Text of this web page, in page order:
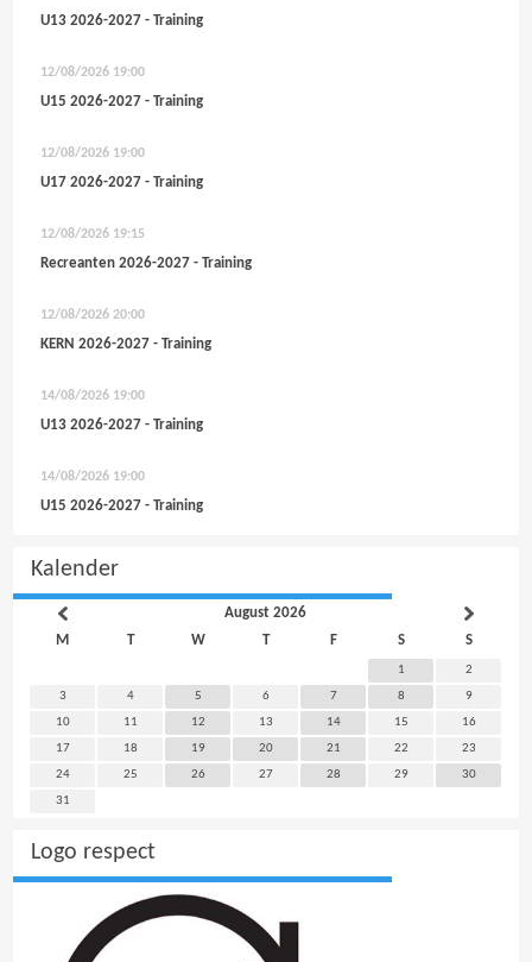
U13 2026-2027 - Training
12/08/2026 19:00
U15 2026-2027 - Training
12/08/2026 19:00
U17 2026-2027 - Training
12/08/2026 19:15
Recreanten 2026-2027 - Training
12/08/2026 20:00
KERN 2026-2027 - Training
14/08/2026 19:00
U13 2026-2027 - Training
14/08/2026 19:00
U15 2026-2027 - Training
Kalender
August 2026
M
T W T F S S
1
2
3
4 5 6 7 8
9
10
11 12 13 14 15
16
17
18 19 20 21 22
23
24
25 26 27 28 29
30
31
Logo respect